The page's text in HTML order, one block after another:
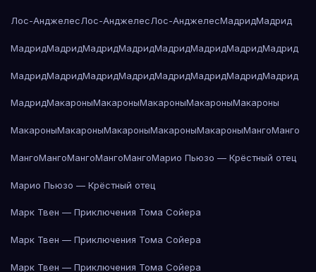
Лос-АнджелесЛос-АнджелесЛос-АнджелесМадридМадрид
МадридМадридМадридМадридМадридМадридМадридМадрид
МадридМадридМадридМадридМадридМадридМадридМадрид
МадридМакароныМакароныМакароныМакароныМакароны
МакароныМакароныМакароныМакароныМакароныМангоМанго
МангоМангоМангоМангоМангоМарио Пьюзо — Крёстный отец
Марио Пьюзо — Крёстный отец
Марк Твен — Приключения Тома Сойера
Марк Твен — Приключения Тома Сойера
Марк Твен — Приключения Тома Сойера